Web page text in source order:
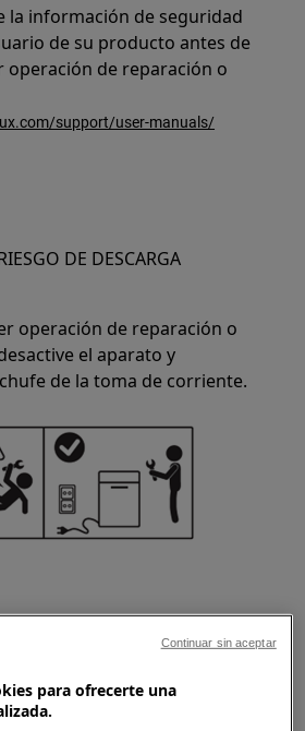
la información de seguridad
de su producto antes de
operación de reparación o
support/user-manuals/
DE DESCARGA
operación de reparación o
el aparato y
de la toma de corriente.
para ofrecerte una
Continuar sin aceptar